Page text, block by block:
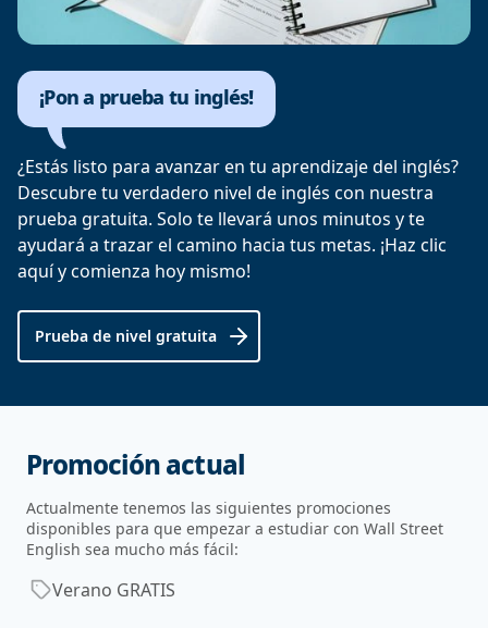
¡Pon a prueba tu inglés!
¿Estás listo para avanzar en tu aprendizaje del inglés?
Descubre tu verdadero nivel de inglés con nuestra
prueba gratuita. Solo te llevará unos minutos y te
ayudará a trazar el camino hacia tus metas. ¡Haz clic
aquí y comienza hoy mismo!
Prueba de nivel gratuita
Promoción actual
Actualmente tenemos las siguientes promociones
disponibles para que empezar a estudiar con Wall Street
English sea mucho más fácil:
Verano GRATIS